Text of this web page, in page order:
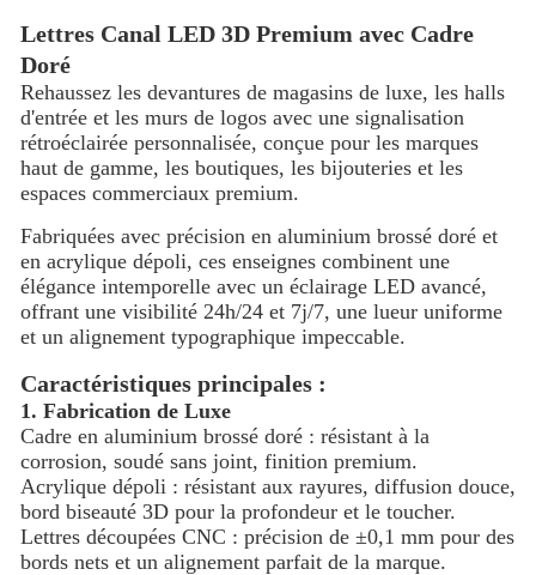
Lettres Canal LED 3D Premium avec Cadre
Doré
Rehaussez les devantures de magasins de luxe, les halls
d'entrée et les murs de logos avec une signalisation
rétroéclairée personnalisée, conçue pour les marques
haut de gamme, les boutiques, les bijouteries et les
espaces commerciaux premium.
Fabriquées avec précision en aluminium brossé doré et
en acrylique dépoli, ces enseignes combinent une
élégance intemporelle avec un éclairage LED avancé,
offrant une visibilité 24h/24 et 7j/7, une lueur uniforme
et un alignement typographique impeccable.
Caractéristiques principales :
1. Fabrication de Luxe
Cadre en aluminium brossé doré : résistant à la
corrosion, soudé sans joint, finition premium.
Acrylique dépoli : résistant aux rayures, diffusion douce,
bord biseauté 3D pour la profondeur et le toucher.
Lettres découpées CNC : précision de ±0,1 mm pour des
bords nets et un alignement parfait de la marque.